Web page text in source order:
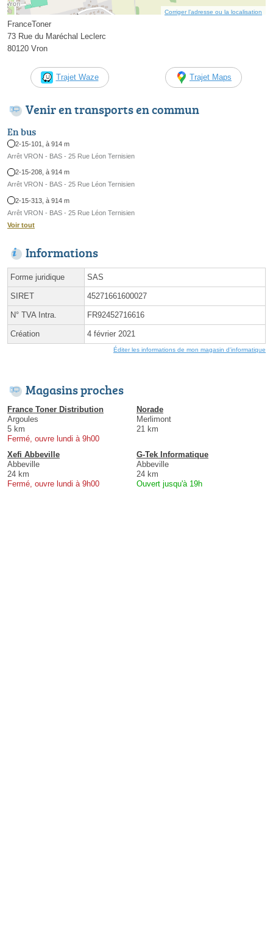
Corriger l’adresse ou la localisation
FranceToner
73 Rue du Maréchal Leclerc
80120 Vron
Trajet Waze Trajet Maps
Venir en transports en commun
En bus
2-15-101, à 914 m
Arrêt VRON - BAS - 25 Rue Léon Ternisien
2-15-208, à 914 m
Arrêt VRON - BAS - 25 Rue Léon Ternisien
2-15-313, à 914 m
Arrêt VRON - BAS - 25 Rue Léon Ternisien
Voir tout
Informations
Forme juridique SAS
SIRET 45271661600027
N° TVA Intra. FR92452716616
Création 4 février 2021
Éditer les informations de mon magasin d'informatique
Magasins proches
France Toner Distribution
Argoules
5 km
Fermé, ouvre lundi à 9h00
Norade
Merlimont
21 km
Xefi Abbeville
Abbeville
24 km
Fermé, ouvre lundi à 9h00
G-Tek Informatique
Abbeville
24 km
Ouvert jusqu'à 19h